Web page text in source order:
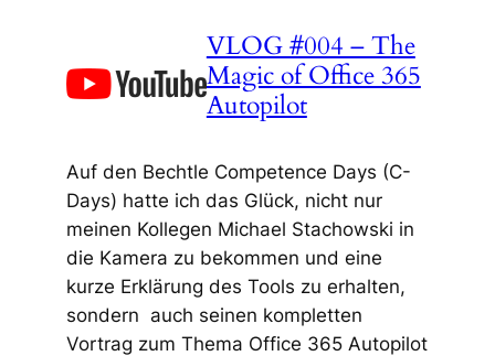
VLOG #004 – The
Magic of Office 365
Autopilot
Auf den Bechtle Competence Days (C-
Days) hatte ich das Glück, nicht nur
meinen Kollegen Michael Stachowski in
die Kamera zu bekommen und eine
kurze Erklärung des Tools zu erhalten,
sondern auch seinen kompletten
Vortrag zum Thema Office 365 Autopilot